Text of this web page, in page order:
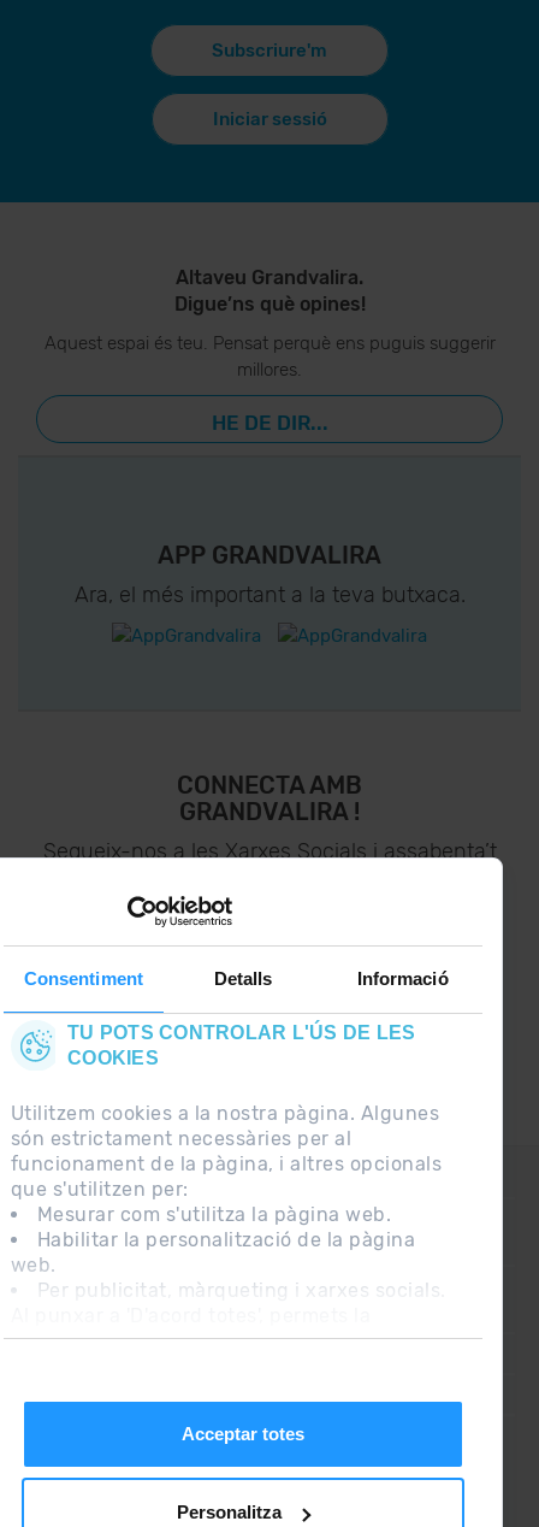
Consentiment Detalls Informació
TU POTS CONTROLAR L'ÚS DE LES
COOKIES
Utilitzem cookies a la nostra pàgina. Algunes
són estrictament necessàries per al
funcionament de la pàgina, i altres opcionals
que s'utilitzen per:
Mesurar com s'utilitza la pàgina web.
Habilitar la personalització de la pàgina
web.
Per publicitat, màrqueting i xarxes socials.
instal·lació de les cookies. Si prefereixes
Acceptar totes
Personalitza
Subscriure'm
Iniciar sessió
Altaveu Grandvalira.
Digue’ns què opines!
Aquest espai és teu. Pensat perquè ens puguis suggerir
millores.
HE DE DIR...
APP GRANDVALIRA
Ara, el més important a la teva butxaca.
CONNECTA AMB
GRANDVALIRA !
Segueix-nos a les Xarxes Socials i assabenta’t
lo últim el primer :)
CONTACTE
PREGUNTES FREQÜENTS